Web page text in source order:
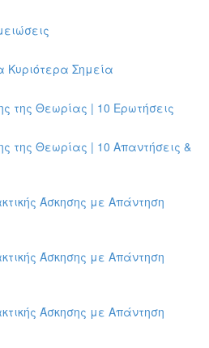
Κυριότερα Σημεία
της Θεωρίας | 10 Ερωτήσεις
της Θεωρίας | 10 Απαντήσεις &
Άσκησης με Απάντηση
Άσκησης με Απάντηση
Άσκησης με Απάντηση